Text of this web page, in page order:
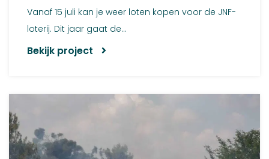
Vanaf 15 juli kan je weer loten kopen voor de JNF-
loterij. Dit jaar gaat de...
Bekijk project